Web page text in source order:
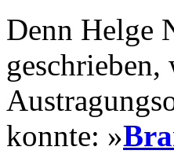
Denn Helge
konnte: »